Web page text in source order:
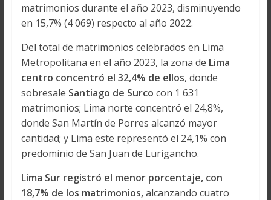
matrimonios durante el año 2023, disminuyendo
en 15,7% (4 069) respecto al año 2022.
Del total de matrimonios celebrados en Lima
Metropolitana en el año 2023, la zona de Lima
centro concentró el 32,4% de ellos, donde
sobresale Santiago de Surco con 1 631
matrimonios; Lima norte concentró el 24,8%,
donde San Martín de Porres alcanzó mayor
cantidad; y Lima este representó el 24,1% con
predominio de San Juan de Lurigancho.
Lima Sur registró el menor porcentaje, con
18,7% de los matrimonios,alcanzando cuatro